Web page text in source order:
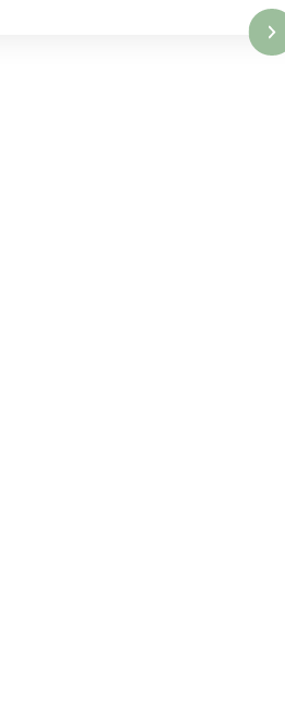
Weiterlesen